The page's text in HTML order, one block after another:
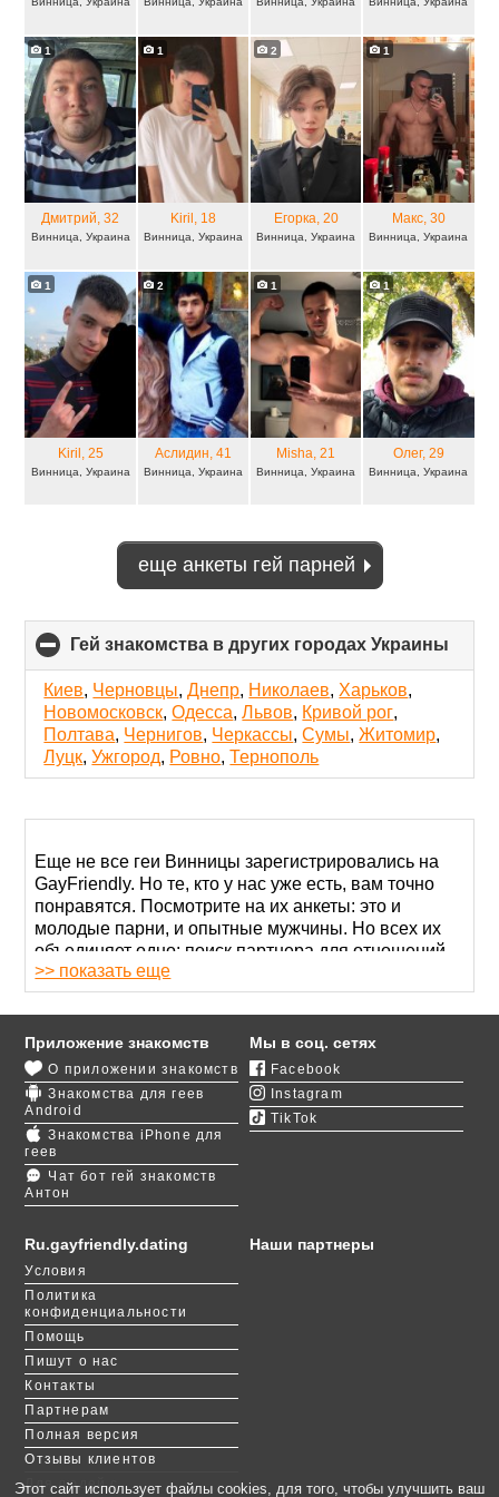
1
Дмитрий, 32
Винница, Украина
1
Kiril , 18
Винница, Украина
2
Егорка, 20
Винница, Украина
1
Макс, 30
Винница, Украина
1
Kiril , 25
Винница, Украина
2
Аслидин, 41
Винница, Украина
1
Misha, 21
Винница, Украина
1
Олег, 29
Винница, Украина
еще анкеты гей парней
Гей знакомства в других городах Украины
to
Киев, Черновцы,Днепр, Николаев, Харьков,
Новомосковск,Одесса,Львов, Кривой рог,
Полтава, Чернигов, Черкассы,Сумы,Житомир,
Луцк,Ужгород, Ровно,Тернополь
Еще не все геи Винницы зарегистрировались на
GayFriendly. Но те, кто у нас уже есть, вам точно
понравятся. Посмотрите на их анкеты: это и
молодые парни, и опытные мужчины. Но всех их
объединяет одно: поиск партнера для отношений
или друга для переписки.
Попробуйте завести гей знакомства в Виннице
через наш сайт. Это удобно и быстро.
Авторизуйтесь через любую социальную сеть, где
вы уже зарегистрированы, или
создайте новую анкету
Чтобы в вашем рабочем компьютере не мелькал
гей сайт, рекомендуем скачать
приложение GayFriendly
сообщения и реагировать на гостей своей
Не затягивайте виртуальное общение надолго,
ведь встречаться в реальности гораздо приятнее.
В Виннице есть куча романтичных местечек, где
можно устроить первое свидание: кофейня
«Венский кофе», Центральный городской парк,
бюджетный отель «Вiнниця».
>> показать еще
Ru.gayfriendly.dating
Условия
Политика
конфиденциальности
Помощь
Пишут о нас
Контакты
Партнерам
Полная версия
Отзывы клиентов
Для людей с
Приложение знакомств
О приложении знакомств
Знакомства для геев
Android
Знакомства iPhone для
геев
Чат бот гей знакомств
Антон
Мы в соц. сетях
Facebook
Instagram
TikTok
Наши партнеры
Этот сайт использует файлы cookies, для того, чтобы улучшить ваш